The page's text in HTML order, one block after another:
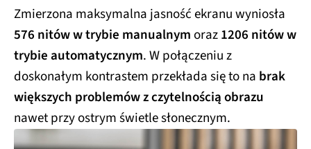
Zmierzona maksymalna jasność ekranu wyniosła
576 nitów w trybie manualnymoraz1206 nitów w
trybie automatycznym. W połączeniu z
doskonałym kontrastem przekłada się to na brak
większych problemów z czytelnością obrazu
nawet przy ostrym świetle słonecznym.